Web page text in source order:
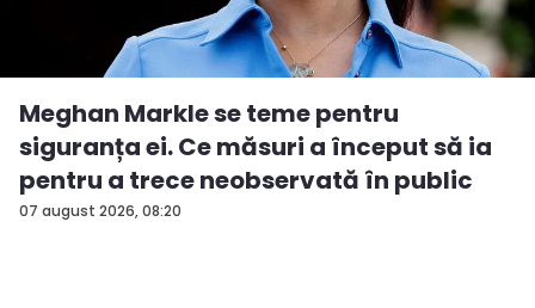
07 august 2026, 08:20
Meghan Markle se teme pentru
siguranța ei. Ce măsuri a început să ia
pentru a trece neobservată în public